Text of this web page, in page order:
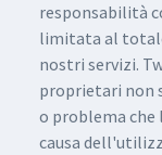
responsabilità
limitata al
nostri servizi.
proprietari non
o problema
causa